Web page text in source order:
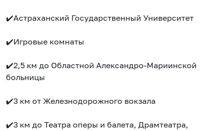
✔️Астраханский Государственный Университет
✔️Игровые комнаты
✔️2,5 км до Областной Александро-Мариинской
больницы
✔️3 км от Железнодорожного вокзала
✔️3 км до Театра оперы и балета, Драмтеатра,